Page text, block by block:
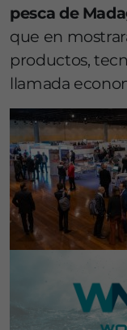
pesca de
que en
productos,
llamada